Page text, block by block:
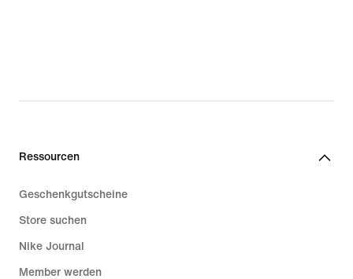
Ressourcen
Geschenkgutscheine
Store suchen
Nike Journal
Member werden